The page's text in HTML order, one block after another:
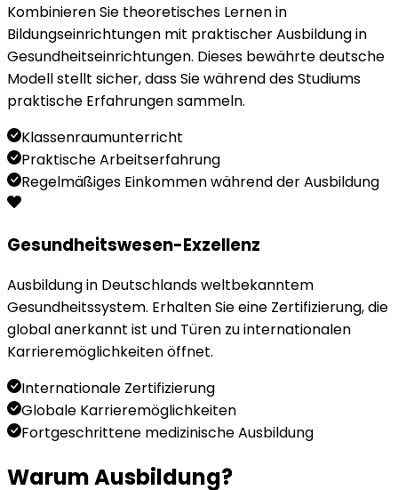
Kombinieren Sie theoretisches Lernen in
Bildungseinrichtungen mit praktischer Ausbildung in
Gesundheitseinrichtungen. Dieses bewährte deutsche
Modell stellt sicher, dass Sie während des Studiums
praktische Erfahrungen sammeln.
Klassenraumunterricht
Praktische Arbeitserfahrung
Regelmäßiges Einkommen während der Ausbildung
Gesundheitswesen-Exzellenz
Ausbildung in Deutschlands weltbekanntem
Gesundheitssystem. Erhalten Sie eine Zertifizierung, die
global anerkannt ist und Türen zu internationalen
Karrieremöglichkeiten öffnet.
Internationale Zertifizierung
Globale Karrieremöglichkeiten
Fortgeschrittene medizinische Ausbildung
Warum Ausbildung?